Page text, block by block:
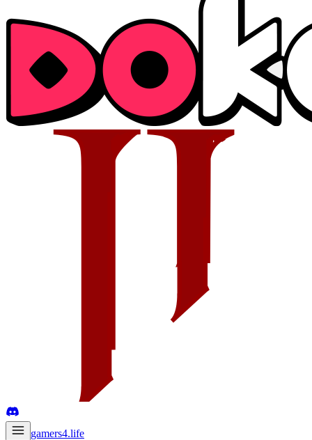
gamers4.life